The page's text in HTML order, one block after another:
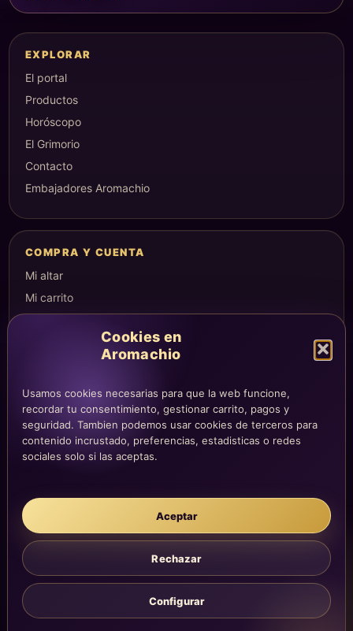
Cookies en
Aromachio
Usamos cookies necesarias para que la web funcione,
recordar tu consentimiento, gestionar carrito, pagos y
seguridad. Tambien podemos usar cookies de terceros para
contenido incrustado, preferencias, estadisticas o redes
sociales solo si las aceptas.
Aceptar
Rechazar
Configurar
EXPLORAR
El portal
Productos
Horóscopo
El Grimorio
Contacto
Embajadores Aromachio
COMPRA Y CUENTA
Mi altar
Mi carrito
Condiciones de compra
Envíos y devoluciones
LEGAL
Aviso legal
Cookies
La atención, dirección y correos quedan centralizados en la página
Contacto.
Acompañamiento simbólico y sensorial. No sustituye consejo
médico, legal, psicológico o profesional.